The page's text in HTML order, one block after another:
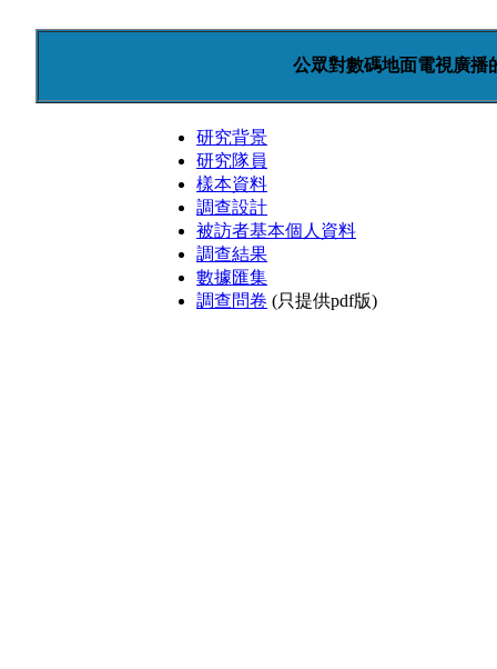
公眾對數碼地面電視廣播
研究背景
研究隊員
樣本資料
調查設計
被訪者基本個人資料
調查結果
數據匯集
調查問卷 (只提供pdf版)